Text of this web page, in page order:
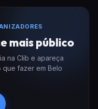
mais público
na Clib e apareça
que fazer em Belo